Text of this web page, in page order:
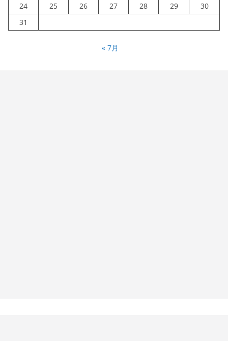
24
25 26 27 28 29
30
31
« 7月